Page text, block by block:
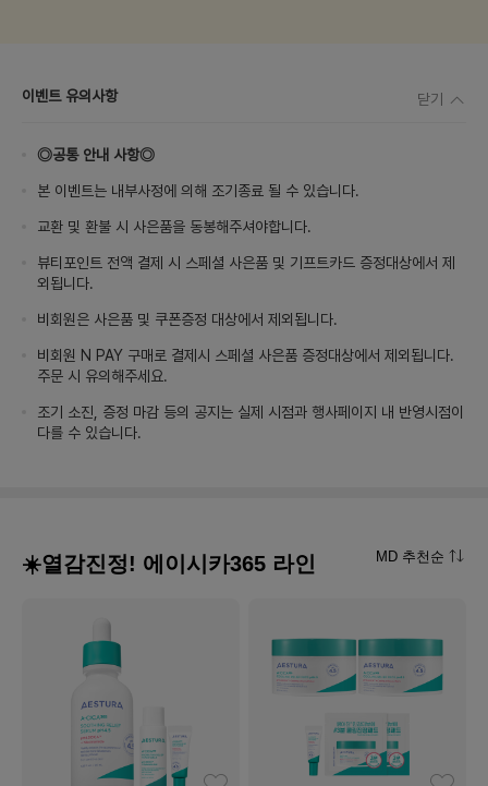
이벤트 유의사항 닫기
◎공통 안내 사항◎
본 이벤트는 내부사정에 의해 조기종료 될 수 있습니다.
교환 및 환불 시 사은품을 동봉해주셔야합니다.
뷰티포인트 전액 결제 시 스페셜 사은품 및 기프트카드 증정대상에서 제
외됩니다.
비회원은 사은품 및 쿠폰증정 대상에서 제외됩니다.
비회원 N PAY 구매로 결제시 스페셜 사은품 증정대상에서 제외됩니다.
주문 시 유의해주세요.
조기 소진, 증정 마감 등의 공지는 실제 시점과 행사페이지 내 반영시점이
다를 수 있습니다.
☀️열감진정! 에이시카365 라인 MD 추천순